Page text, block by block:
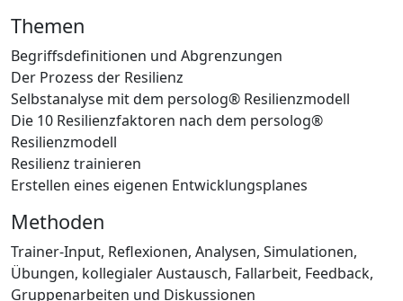
Themen
Begriffsdefinitionen und Abgrenzungen
Der Prozess der Resilienz
Selbstanalyse mit dem persolog® Resilienzmodell
Die 10 Resilienzfaktoren nach dem persolog®
Resilienzmodell
Resilienz trainieren
Erstellen eines eigenen Entwicklungsplanes
Methoden
Trainer-Input, Reflexionen, Analysen, Simulationen,
Übungen, kollegialer Austausch, Fallarbeit, Feedback,
Gruppenarbeiten und Diskussionen